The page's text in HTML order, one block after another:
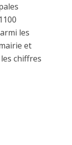
les
et
chiffres